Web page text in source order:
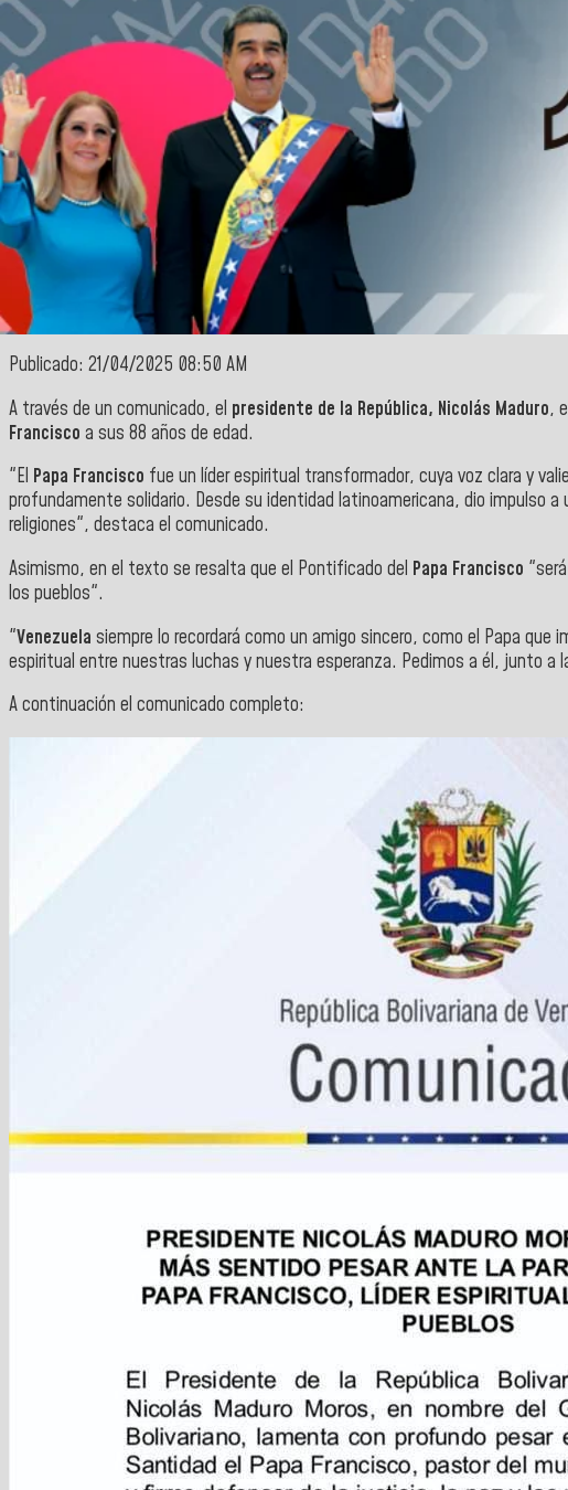
Publicado: 21/04/2025 08:50 AM
A través de un comunicado, el presidente de la República, Nicolás Maduro,
Francisco a sus 88 años de edad.
"El Papa Francisco fue un líder espiritual transformador, cuya voz clara y
profundamente solidario. Desde su identidad latinoamericana, dio impulso
religiones", destaca el comunicado.
Asimismo, en el texto se resalta que el Pontificado del Papa Francisco
los pueblos".
"Venezuela siempre lo recordará como un amigo sincero, como el Papa que
espiritual entre nuestras luchas y nuestra esperanza. Pedimos a él, junto a
A continuación el comunicado completo: